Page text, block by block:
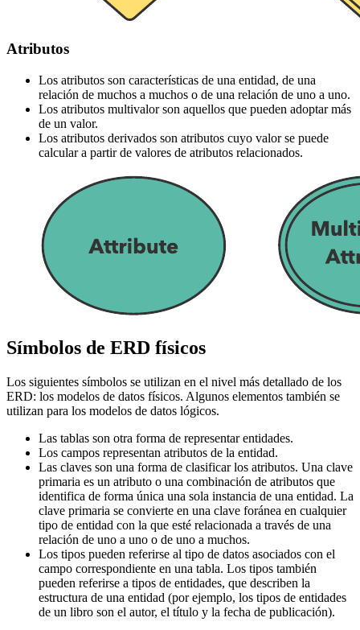
Atributos
Los atributos son características de una entidad, de una
relación de muchos a muchos o de una relación de uno a uno.
Los atributos multivalor son aquellos que pueden adoptar más
de un valor.
Los atributos derivados son atributos cuyo valor se puede
calcular a partir de valores de atributos relacionados.
Símbolos de ERD físicos
Los siguientes símbolos se utilizan en el nivel más detallado de los
ERD: los modelos de datos físicos. Algunos elementos también se
utilizan para los modelos de datos lógicos.
Las tablas son otra forma de representar entidades.
Los campos representan atributos de la entidad.
Las claves son una forma de clasificar los atributos. Una clave
primaria es un atributo o una combinación de atributos que
identifica de forma única una sola instancia de una entidad. La
clave primaria se convierte en una clave foránea en cualquier
tipo de entidad con la que esté relacionada a través de una
relación de uno a uno o de uno a muchos.
Los tipos pueden referirse al tipo de datos asociados con el
campo correspondiente en una tabla. Los tipos también
pueden referirse a tipos de entidades, que describen la
estructura de una entidad (por ejemplo, los tipos de entidades
de un libro son el autor, el título y la fecha de publicación).